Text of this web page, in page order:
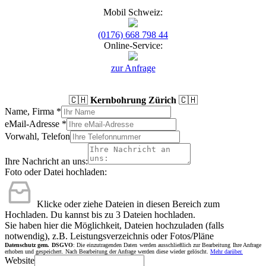
Mobil Schweiz:
(0176) 668 798 44
Online-Service:
zur Anfrage
🇨🇭 Kernbohrung Zürich 🇨🇭
Name, Firma *
eMail-Adresse *
Vorwahl, Telefon
Ihre Nachricht an uns:
Foto oder Datei hochladen:
Klicke oder ziehe Dateien in diesen Bereich zum
Hochladen. Du kannst bis zu 3 Dateien hochladen.
Sie haben hier die Möglichkeit, Dateien hochzuladen (falls
notwendig), z.B. Leistungsverzeichnis oder Fotos/Pläne
Datenschutz gem. DSGVO: Die einzutragenden Daten werden ausschließlich zur Bearbeitung Ihre Anfrage
erhoben und gespeichert. Nach Bearbeitung der Anfrage werden diese wieder gelöscht. Mehr darüber.
Website